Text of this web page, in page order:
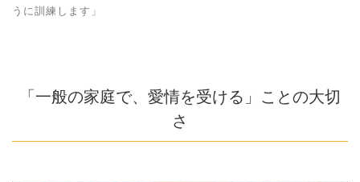
うに訓練します」
「一般の家庭で、愛情を受ける」ことの大切
さ